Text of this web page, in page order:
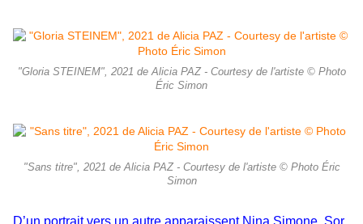
"Gloria STEINEM", 2021 de Alicia PAZ - Courtesy de l'artiste © Photo
Éric Simon
"Sans titre", 2021 de Alicia PAZ - Courtesy de l'artiste © Photo Éric
Simon